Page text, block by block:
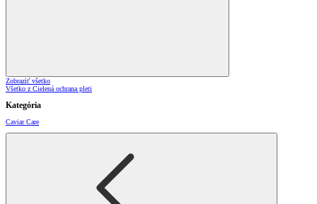
Zobraziť všetko
Všetko z Cielená ochrana pleti
Kategória
Caviar Care